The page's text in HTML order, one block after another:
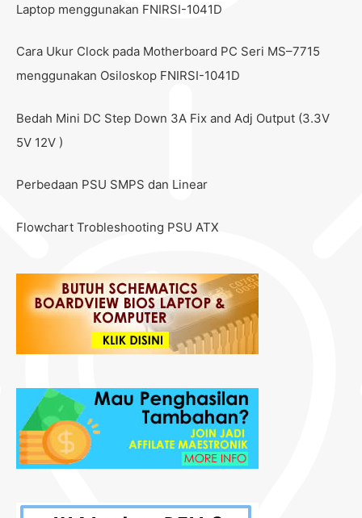
Laptop menggunakan FNIRSI-1041D
Cara Ukur Clock pada Motherboard PC Seri MS–7715
menggunakan Osiloskop FNIRSI-1041D
Bedah Mini DC Step Down 3A Fix and Adj Output (3.3V
5V 12V )
Perbedaan PSU SMPS dan Linear
Flowchart Trobleshooting PSU ATX